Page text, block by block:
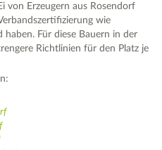
von Erzeugern aus Rosendorf
wie
Für diese Bauern in der
Richtlinien für den Platz je